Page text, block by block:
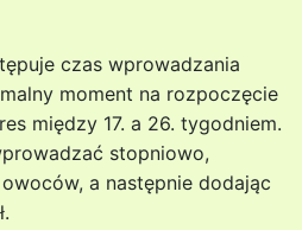
czas wprowadzania
moment na rozpoczęcie
między 17. a 26. tygodniem.
stopniowo,
a następnie dodając